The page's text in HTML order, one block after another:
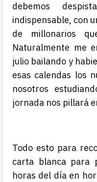
debemos
indispensable, con
de millonarios
Naturalmente me
julio bailando y
esas calendas los
nosotros
jornada nos pillará
Todo esto para
carta blanca para
horas del día en